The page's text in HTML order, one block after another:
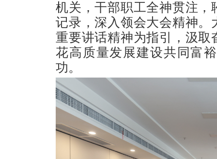
机关，干部职工全神贯注
记录，深入领会大会精神
重要讲话精神为指引，汲
花高质量发展建设共同富
功。